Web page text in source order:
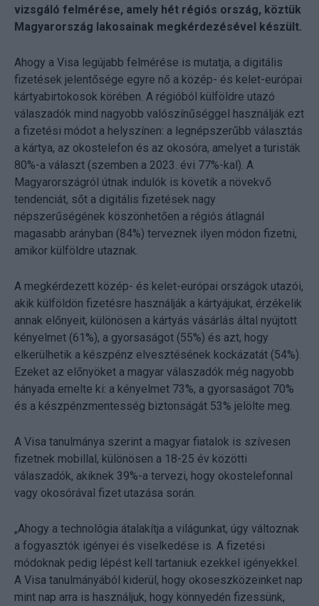
vizsgáló felmérése, amely hét régiós ország, köztük
Magyarország lakosainak megkérdezésével készült.
Ahogy a Visa legújabb felmérése is mutatja, a digitális
fizetések jelentősége egyre nő a közép- és kelet-európai
kártyabirtokosok körében. A régióból külföldre utazó
válaszadók mind nagyobb valószínűséggel használják ezt
a fizetési módot a helyszínen: a legnépszerűbb választás
a kártya, az okostelefon és az okosóra, amelyet a turisták
80%-a választ (szemben a 2023. évi 77%-kal). A
Magyarországról útnak indulók is követik a növekvő
tendenciát, sőt a digitális fizetések nagy
népszerűségének köszönhetően a régiós átlagnál
magasabb arányban (84%) terveznek ilyen módon fizetni,
amikor külföldre utaznak.
A megkérdezett közép- és kelet-európai országok utazói,
akik külföldön fizetésre használják a kártyájukat, érzékelik
annak előnyeit, különösen a kártyás vásárlás által nyújtott
kényelmet (61%), a gyorsaságot (55%) és azt, hogy
elkerülhetik a készpénz elvesztésének kockázatát (54%).
Ezeket az előnyöket a magyar válaszadók még nagyobb
hányada emelte ki: a kényelmet 73%, a gyorsaságot 70%
és a készpénzmentesség biztonságát 53% jelölte meg.
A Visa tanulmánya szerint a magyar fiatalok is szívesen
fizetnek mobillal, különösen a 18-25 év közötti
válaszadók, akiknek 39%-a tervezi, hogy okostelefonnal
vagy okosórával fizet utazása során.
„Ahogy a technológia átalakítja a világunkat, úgy változnak
a fogyasztók igényei és viselkedése is. A fizetési
módoknak pedig lépést kell tartaniuk ezekkel igényekkel.
A Visa tanulmányából kiderül, hogy okoseszközeinket nap
mint nap arra is használjuk, hogy könnyedén fizessünk,